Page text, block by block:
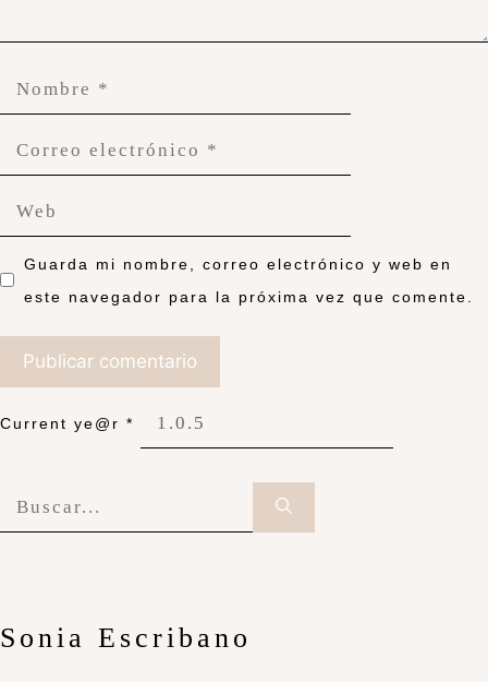
Guarda mi nombre, correo electrónico y web en
este navegador para la próxima vez que comente.
Current ye@r *
Sonia Escribano